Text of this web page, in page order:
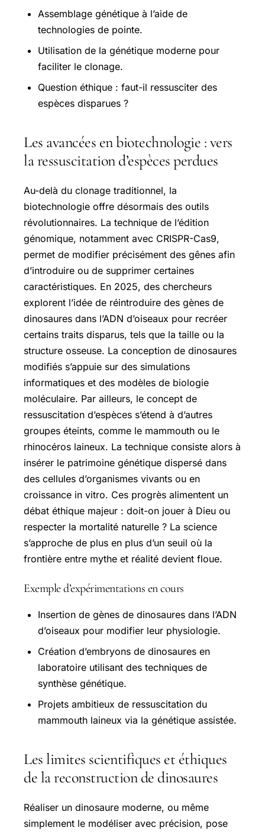
Assemblage génétique à l’aide de
technologies de pointe.
Utilisation de la génétique moderne pour
faciliter le clonage.
Question éthique : faut-il ressusciter des
espèces disparues ?
Les avancées en biotechnologie : vers
la ressuscitation d’espèces perdues
Au-delà du clonage traditionnel, la
biotechnologie offre désormais des outils
révolutionnaires. La technique de l’édition
génomique, notamment avec CRISPR-Cas9,
permet de modifier précisément des gênes afin
d’introduire ou de supprimer certaines
caractéristiques. En 2025, des chercheurs
explorent l’idée de réintroduire des gènes de
dinosaures dans l’ADN d’oiseaux pour recréer
certains traits disparus, tels que la taille ou la
structure osseuse. La conception de dinosaures
modifiés s’appuie sur des simulations
informatiques et des modèles de biologie
moléculaire. Par ailleurs, le concept de
ressuscitation d’espèces s’étend à d’autres
groupes éteints, comme le mammouth ou le
rhinocéros laineux. La technique consiste alors à
insérer le patrimoine génétique dispersé dans
des cellules d’organismes vivants ou en
croissance in vitro. Ces progrès alimentent un
débat éthique majeur : doit-on jouer à Dieu ou
respecter la mortalité naturelle ? La science
s’approche de plus en plus d’un seuil où la
frontière entre mythe et réalité devient floue.
Exemple d’expérimentations en cours
Insertion de gènes de dinosaures dans l’ADN
d’oiseaux pour modifier leur physiologie.
Création d’embryons de dinosaures en
laboratoire utilisant des techniques de
synthèse génétique.
Projets ambitieux de ressuscitation du
mammouth laineux via la génétique assistée.
Les limites scientifiques et éthiques
de la reconstruction de dinosaures
Réaliser un dinosaure moderne, ou même
simplement le modéliser avec précision, pose